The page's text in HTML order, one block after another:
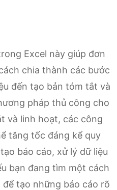
Excel này giúp đơn
chia thành các bước
đến tạo bản tóm tắt và
pháp thủ công cho
và linh hoạt, các công
tăng tốc đáng kể quy
báo cáo, xử lý dữ liệu
bạn đang tìm một cách
tạo những báo cáo rõ